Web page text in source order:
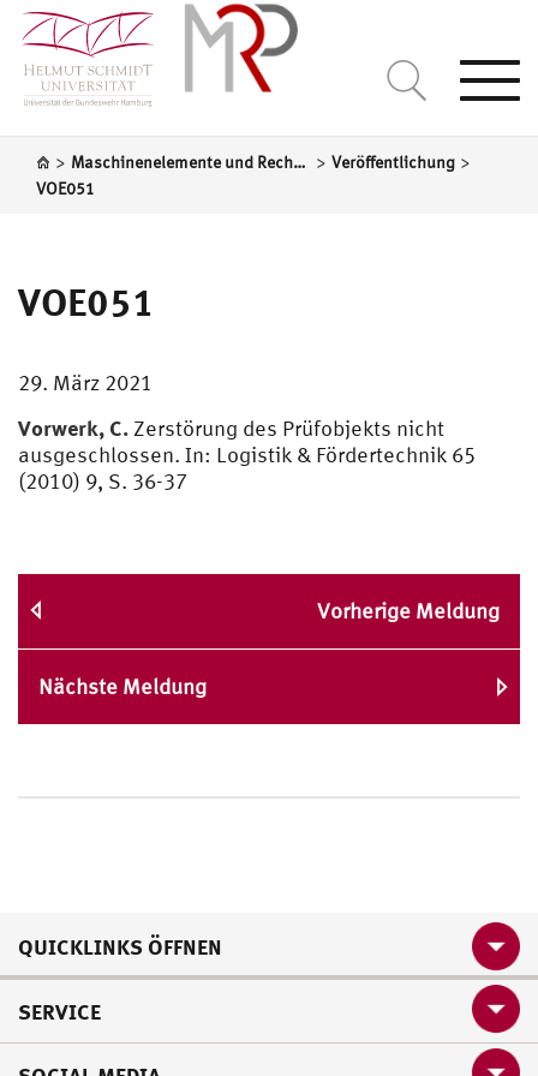
> Maschinenelemente und Rechnergestützte Produktentwicklung > Veröffentlichung >
VOE051
VOE051
29. März 2021
Vorwerk, C. Zerstörung des Prüfobjekts nicht
ausgeschlossen. In: Logistik & Fördertechnik 65
(2010) 9, S. 36-37
Vorherige Meldung
Nächste Meldung
QUICKLINKS ÖFFNEN
SERVICE